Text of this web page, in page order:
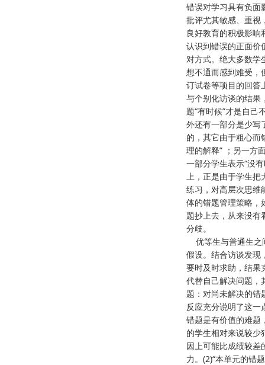
错误对学习具有负面
批评尤其敏感、重视
良好教育的积极影
认识到错误的正面价
对方式。绝大多数学
想不通而感到难受，
订试卷等项目的回答
与个别化访谈的结果
题“有时候”才是自己
外还有一部分是少写
的，其它由于粗心而
理的解释” ；另一方
一部分学生表示“没
上，正是由于学生
练习，对高层次思维
体的错题管理策略，
题抄上去，从来没有
分歧。
优等生与普通生之
假设。结合访谈发现
要时及时求助，结果
代替自己解决问题，
题：对尚未解决的错
反应充分说明了这一
错题是有价值的难题
的学生相对来说较少
因上可能比成绩较差
力。(2)“本单元的错